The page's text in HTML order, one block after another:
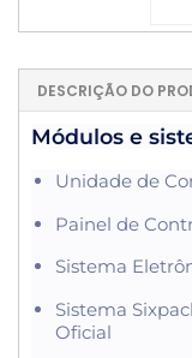
DESCRIÇÃO DO
Módulos e
Unidade de
Painel de
Sistema
Sistema
Oficial